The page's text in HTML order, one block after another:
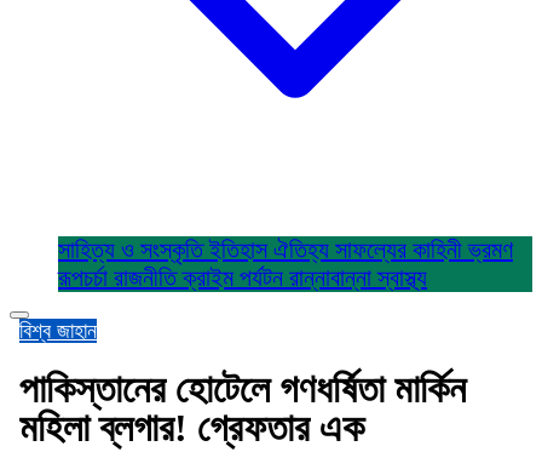
সাহিত্য ও সংস্কৃতিইতিহাস ঐতিহ্য সাফল্যের কাহিনীভ্রমণ
রূপচর্চা রাজনীতিক্রাইম পর্যটন রান্নাবান্নাস্বাস্থ্য
বিশ্ব জাহান
পাকিস্তানের হোটেলে গণধর্ষিতা মার্কিন
মহিলা ব্লগার! গ্রেফতার এক